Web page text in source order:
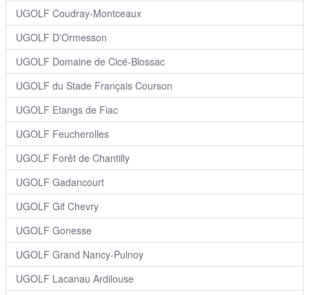
UGOLF Coudray-Montceaux
UGOLF D'Ormesson
UGOLF Domaine de Cicé-Blossac
UGOLF du Stade Français Courson
UGOLF Etangs de Fiac
UGOLF Feucherolles
UGOLF Forêt de Chantilly
UGOLF Gadancourt
UGOLF Gif Chevry
UGOLF Gonesse
UGOLF Grand Nancy-Pulnoy
UGOLF Lacanau Ardilouse